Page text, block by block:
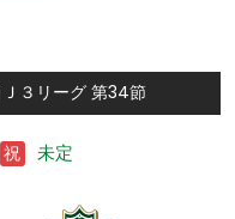
３リーグ 第34節
祝 未定